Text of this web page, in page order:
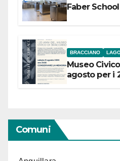
Faber
BRACCIANO
Museo
agosto per i
Comuni